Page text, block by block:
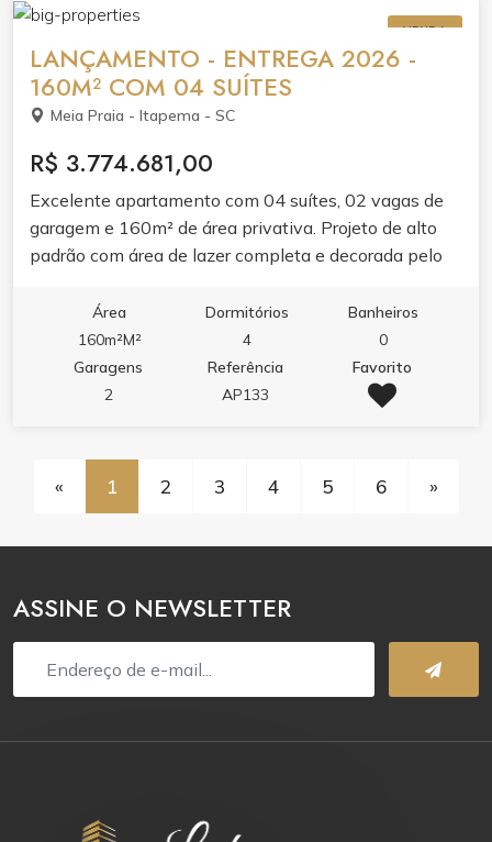
espaço gourmet, brinquedoteca, playground e hall de
individuais de água, luz e gás garantem praticidade.
VENDA
LANÇAMENTO - ENTREGA 2026 -
160M² COM 04 SUÍTES
Meia Praia - Itapema - SC
R$ 3.774.681,00
Excelente apartamento com 04 suítes, 02 vagas de
garagem e 160m² de área privativa. Projeto de alto
padrão com área de lazer completa e decorada pelo
espaço e conforto. Entrega jumho de 2026.
Área
160m²M²
Dormitórios
4
Banheiros
0
Garagens
2
Referência
AP133
Favorito
« 1 2 3 4 5 6 »
ASSINE O NEWSLETTER